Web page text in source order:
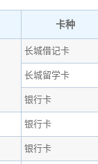
卡种
长城借记卡
长城留学卡
银行卡
银行卡
银行卡